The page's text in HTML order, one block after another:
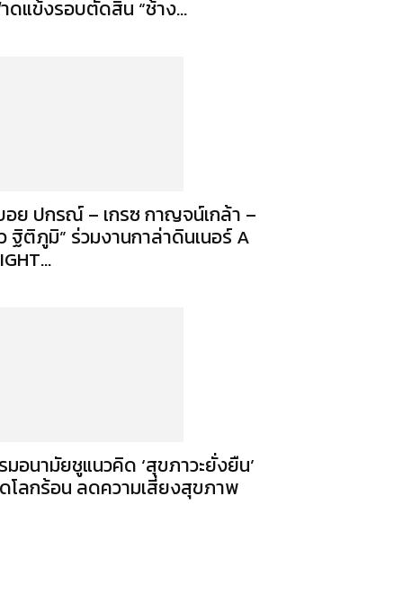
ดแข้งรอบตัดสิน “ช้าง...
อย ปกรณ์ – เกรซ กาญจน์เกล้า –
ฐิติภูมิ” ร่วมงานกาล่าดินเนอร์ A
มอนามัยชูแนวคิด ‘สุขภาวะยั่งยืน’
โลกร้อน ลดความเสี่ยงสุขภาพ